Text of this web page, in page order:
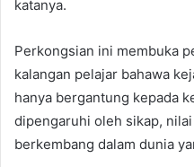
katanya.
Perkongsian ini membuka
kalangan pelajar bahawa
hanya bergantung kepada
dipengaruhi oleh sikap,
berkembang dalam dunia